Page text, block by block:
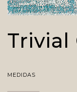
Trivial
MEDIDAS